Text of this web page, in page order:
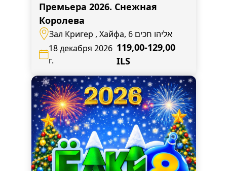
Премьера 2026. Снежная
Королева
Зал Кригер , Хайфа, אליהו חכים 6
18 декабря 2026
г.
119,00-129,00
ILS